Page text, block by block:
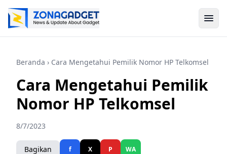
Beranda › Cara Mengetahui Pemilik Nomor HP Telkomsel
Cara Mengetahui Pemilik
Nomor HP Telkomsel
8/7/2023
Bagikan f X P WA